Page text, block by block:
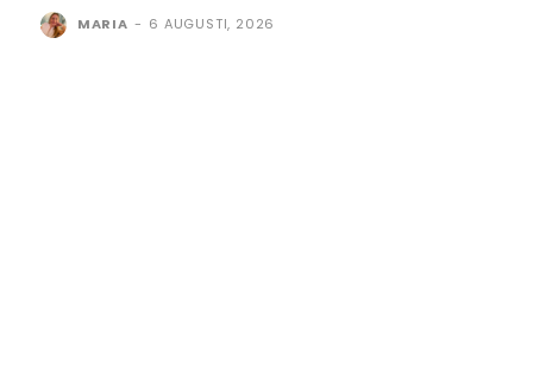
MARIA - 6 AUGUSTI, 2026